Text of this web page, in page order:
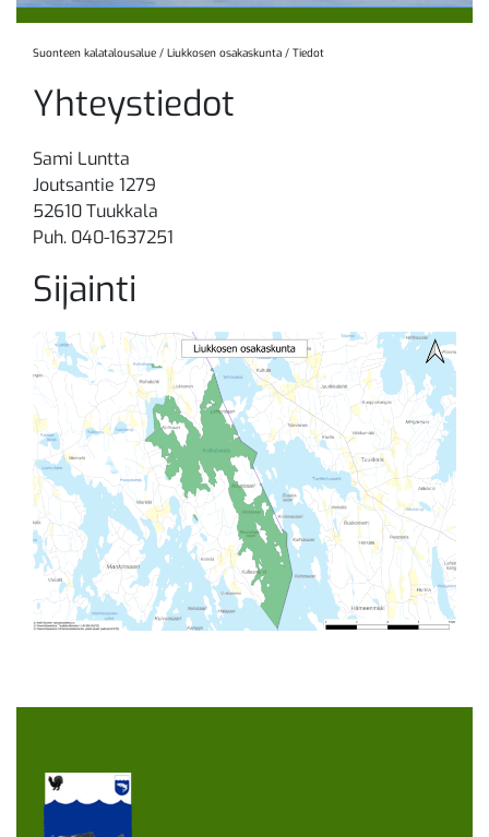
Suonteen kalatalousalue / Liukkosen osakaskunta / Tiedot
Yhteystiedot
Sami Luntta
Joutsantie 1279
52610 Tuukkala
Puh. 040-1637251
Sijainti